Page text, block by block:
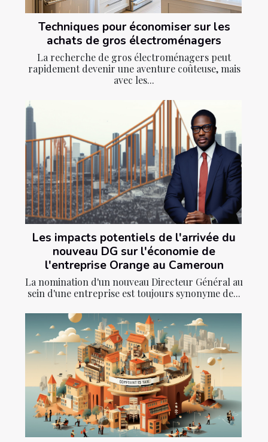
Techniques pour économiser sur les
achats de gros électroménagers
La recherche de gros électroménagers peut
rapidement devenir une aventure coûteuse, mais
avec les...
Les impacts potentiels de l'arrivée du
nouveau DG sur l'économie de
l'entreprise Orange au Cameroun
La nomination d'un nouveau Directeur Général au
sein d'une entreprise est toujours synonyme de...